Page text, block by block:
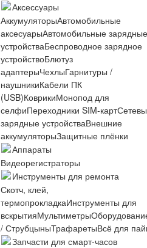
Аксессуары
АккумуляторыАвтомобильные
аксесуарыАвтомобильные зарядные
устройстваБеспроводное зарядное
устройствоБлютуз
адаптерыЧехлыГарнитуры /
наушникиКабели ПК
(USB)КоврикиМонопод для
селфиПереходники SIM-карт
зарядные устройстваВнешние
аккумуляторыЗащитные плёнки
Аппараты
Видеорегистраторы
Инструменты для ремонта
Скотч, клей,
термопрокладкаИнструменты для
вскрытияМультиметры
/ СтрубцыныТрафаретыВсё для
Запчасти для смарт-часов